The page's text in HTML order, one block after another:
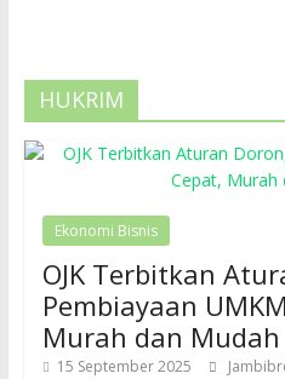
HUKRIM
Ekonomi Bisnis
OJK Terbitkan
Pembiayaan
Murah dan Mudah
15 September 2025